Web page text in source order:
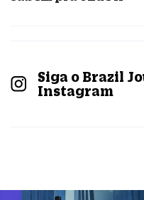
Siga o Brazil
Instagram